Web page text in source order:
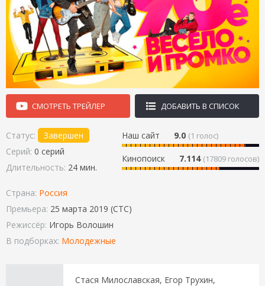
СМОТРЕТЬ ТРЕЙЛЕР ДОБАВИТЬ В СПИСОК
Наш сайт 9.0 (1 голос)
Кинопоиск 7.114 (17809 голосов)
Статус:
Завершен
Серий: 0 серий
Длительность: 24 мин.
Страна: Россия
Премьера: 25 марта 2019 (СТС)
Режиссёр: Игорь Волошин
В подборках: Молодежные
Стася Милославская, Егор Трухин,